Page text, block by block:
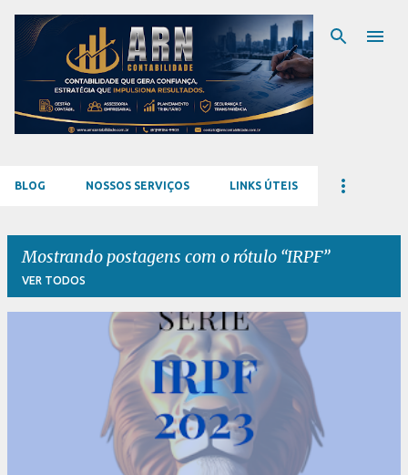
Pular para o conteúdo principal
BLOG NOSSOS SERVIÇOS LINKS ÚTEIS
Mostrando postagens com o rótulo IRPF
VER TODOS